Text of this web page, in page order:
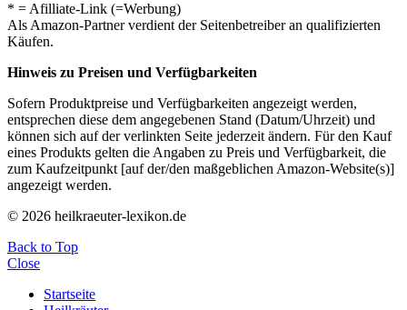
* = Afilliate-Link (=Werbung)
Als Amazon-Partner verdient der Seitenbetreiber an qualifizierten
Käufen.
Hinweis zu Preisen und Verfügbarkeiten
Sofern Produktpreise und Verfügbarkeiten angezeigt werden,
entsprechen diese dem angegebenen Stand (Datum/Uhrzeit) und
können sich auf der verlinkten Seite jederzeit ändern. Für den Kauf
eines Produkts gelten die Angaben zu Preis und Verfügbarkeit, die
zum Kaufzeitpunkt [auf der/den maßgeblichen Amazon-Website(s)]
angezeigt werden.
© 2026 heilkraeuter-lexikon.de
Back to Top
Close
Startseite